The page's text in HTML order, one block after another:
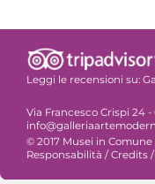
Leggi le recensioni su:
Via Francesco Crispi 24 -
© 2017 Musei in Comune
Responsabilità / Credits /